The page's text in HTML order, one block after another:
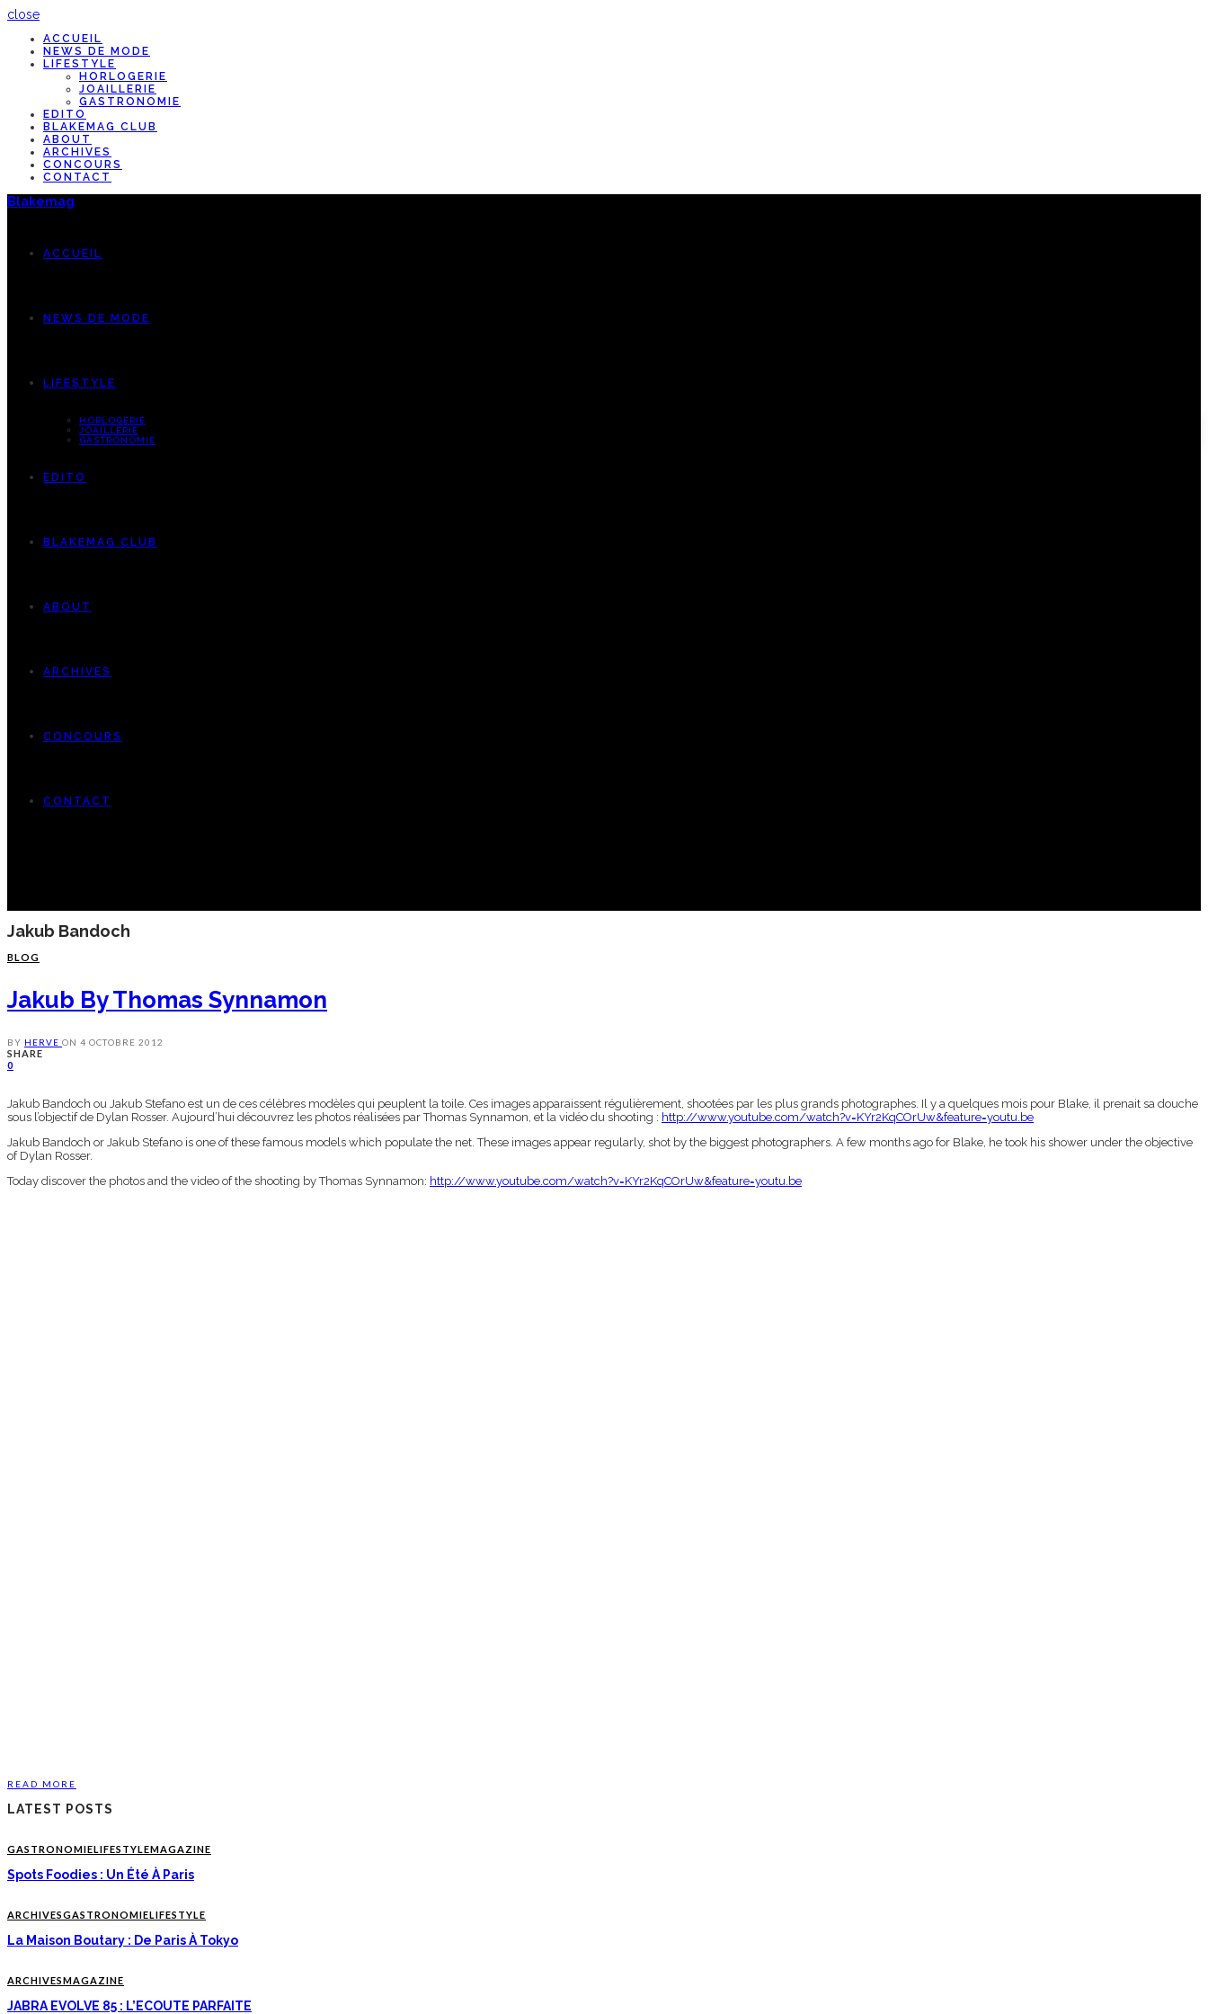
close
ACCUEIL
NEWS DE MODE
LIFESTYLE
HORLOGERIE
JOAILLERIE
GASTRONOMIE
EDITO
BLAKEMAG CLUB
ABOUT
ARCHIVES
CONCOURS
CONTACT
Blakemag
ACCUEIL
NEWS DE MODE
LIFESTYLE
HORLOGERIE
JOAILLERIE
GASTRONOMIE
EDITO
BLAKEMAG CLUB
ABOUT
ARCHIVES
CONCOURS
CONTACT
Jakub Bandoch
BLOG
Jakub By Thomas Synnamon
BY HERVE ON 4 OCTOBRE 2012
SHARE
0
Jakub Bandoch ou Jakub Stefano est un de ces célèbres modèles qui peuplent la toile. Ces images apparaissent régulièrement, shootées par les plus grands photographes. Il y a quelques mois pour Blake, il prenait sa douche
sous l’objectif de Dylan Rosser. Aujourd’hui découvrez les photos réalisées par Thomas Synnamon, et la vidéo du shooting : http://www.youtube.com/watch?v=KYr2KqCOrUw&feature=youtu.be
Jakub Bandoch or Jakub Stefano is one of these famous models which populate the net. These images appear regularly, shot by the biggest photographers. A few months ago for Blake, he took his shower under the objective
of Dylan Rosser.
Today discover the photos and the video of the shooting by Thomas Synnamon: http://www.youtube.com/watch?v=KYr2KqCOrUw&feature=youtu.be
READ MORE
LATEST POSTS
GASTRONOMIELIFESTYLEMAGAZINE
Spots Foodies : Un Été À Paris
ARCHIVESGASTRONOMIELIFESTYLE
La Maison Boutary : De Paris À Tokyo
ARCHIVESMAGAZINE
JABRA EVOLVE 85 : L’ECOUTE PARFAITE